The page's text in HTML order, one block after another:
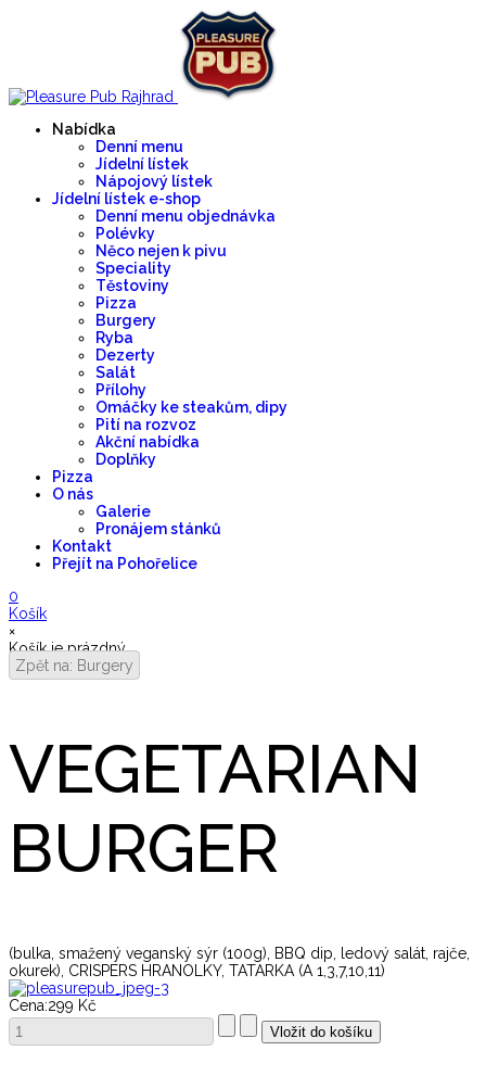
Nabídka
Denní menu
Jídelní lístek
Nápojový lístek
Jídelní lístek e-shop
Denní menu objednávka
Polévky
Něco nejen k pivu
Speciality
Těstoviny
Pizza
Burgery
Ryba
Dezerty
Salát
Přílohy
Omáčky ke steakům, dipy
Pití na rozvoz
Akční nabídka
Doplňky
Pizza
O nás
Galerie
Pronájem stánků
Kontakt
Přejít na Pohořelice
0
Košík
×
Košík je prázdný.
Zpět na: Burgery
VEGETARIAN
BURGER
(bulka, smažený veganský sýr (100g), BBQ dip, ledový salát, rajče,
okurek), CRISPERS HRANOLKY, TATARKA (A 1,3,7,10,11)
Cena:299 Kč